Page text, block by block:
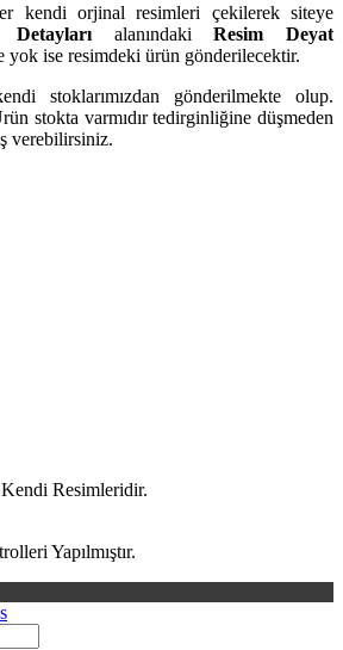
kendi orjinal resimleri çekilerek siteye
Detayları alanındakiResim Deyat
ise resimdeki ürün gönderilecektir.
stoklarımızdan gönderilmekte olup.
stokta varmıdır tedirginliğine düşmeden
verebilirsiniz.
Resimleridir.
Yapılmıştır.